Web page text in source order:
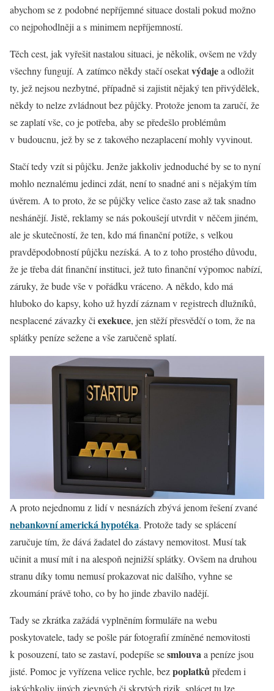
abychom se z podobné nepříjemné situace dostali pokud možno
co nejpohodlněji a s minimem nepříjemností.
Těch cest, jak vyřešit nastalou situaci, je několik, ovšem ne vždy
všechny fungují. A zatímco někdy stačí osekatvýdajea odložit
ty, jež nejsou nezbytné, případně si zajistit nějaký ten přivýdělek,
někdy to nelze zvládnout bez půjčky. Protože jenom ta zaručí, že
se zaplatí vše, co je potřeba, aby se předešlo problémům
v budoucnu, jež by se z takového nezaplacení mohly vyvinout.
Stačí tedy vzít si půjčku. Jenže jakkoliv jednoduché by se to nyní
mohlo neznalému jedinci zdát, není to snadné ani s nějakým tím
úvěrem. A to proto, že se půjčky velice často zase až tak snadno
neshánějí. Jistě, reklamy se nás pokoušejí utvrdit v něčem jiném,
ale je skutečností, že ten, kdo má finanční potíže, s velkou
pravděpodobností půjčku nezíská. A to z toho prostého důvodu,
že je třeba dát finanční instituci, jež tuto finanční výpomoc nabízí,
záruky, že bude vše v pořádku vráceno. A někdo, kdo má
hluboko do kapsy, koho už hyzdí záznam v registrech dlužníků,
nesplacené závazky čiexekuce, jen stěží přesvědčí o tom, že na
splátky peníze sežene a vše zaručeně splatí.
A proto nejednomu z lidí v nesnázích zbývá jenom řešení zvané
nebankovní americká hypotéka. Protože tady se splácení
zaručuje tím, že dává žadatel do zástavy nemovitost. Musí tak
učinit a musí mít i na alespoň nejnižší splátky. Ovšem na druhou
stranu díky tomu nemusí prokazovat nic dalšího, vyhne se
zkoumání právě toho, co by ho jinde zbavilo nadějí.
Tady se zkrátka zažádá vyplněním formuláře na webu
poskytovatele, tady se pošle pár fotografií zmíněné nemovitosti
k posouzení, tato se zastaví, podepíše sesmlouvaa peníze jsou
jisté. Pomoc je vyřízena velice rychle, bezpoplatkůpředem i